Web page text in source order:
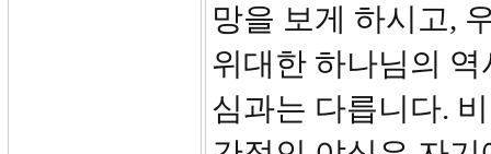
망을 보게 하시고,
위대한 하나님의
심과는 다릅니다.